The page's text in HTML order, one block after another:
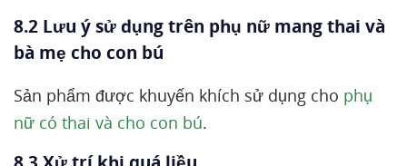
8.2 Lưu ý sử dụng trên phụ nữ mang thai và
bà mẹ cho con bú
Sản phẩm được khuyến khích sử dụng cho phụ
nữ có thai và cho con bú.